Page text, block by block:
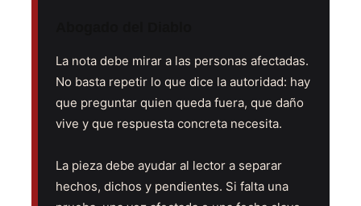
La nota debe mirar a las personas afectadas.
No basta repetir lo que dice la autoridad: hay
que preguntar quien queda fuera, que daño
vive y que respuesta concreta necesita.
La pieza debe ayudar al lector a separar
hechos, dichos y pendientes. Si falta una